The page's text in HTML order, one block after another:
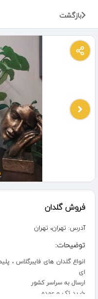
بازگشت
فروش گلدان
آدرس: تهران، تهران
توضیحات:
انواع گلدان های فایبرگلاس ،
ای
ارسال به سراسر کشور
خرید تک و عمده